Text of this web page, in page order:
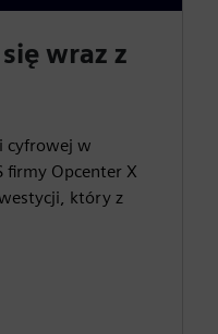
wraz z
cyfrowej w
firmy Opcenter X
który z